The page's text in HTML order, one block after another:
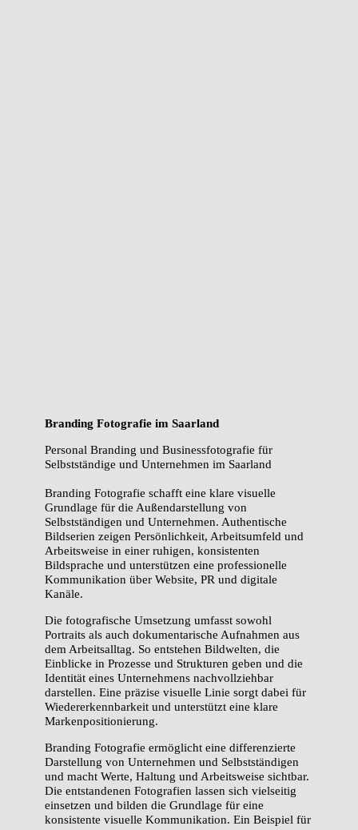
Branding Fotografie im Saarland
Personal Branding und Businessfotografie für
Selbstständige und Unternehmen im Saarland
Branding Fotografie schafft eine klare visuelle
Grundlage für die Außendarstellung von
Selbstständigen und Unternehmen. Authentische
Bildserien zeigen Persönlichkeit, Arbeitsumfeld und
Arbeitsweise in einer ruhigen, konsistenten
Bildsprache und unterstützen eine professionelle
Kommunikation über Website, PR und digitale
Kanäle.
Die fotografische Umsetzung umfasst sowohl
Portraits als auch dokumentarische Aufnahmen aus
dem Arbeitsalltag. So entstehen Bildwelten, die
Einblicke in Prozesse und Strukturen geben und die
Identität eines Unternehmens nachvollziehbar
darstellen. Eine präzise visuelle Linie sorgt dabei für
Wiedererkennbarkeit und unterstützt eine klare
Markenpositionierung.
Branding Fotografie ermöglicht eine differenzierte
Darstellung von Unternehmen und Selbstständigen
und macht Werte, Haltung und Arbeitsweise sichtbar.
Die entstandenen Fotografien lassen sich vielseitig
einsetzen und bilden die Grundlage für eine
konsistente visuelle Kommunikation. Ein Beispiel für